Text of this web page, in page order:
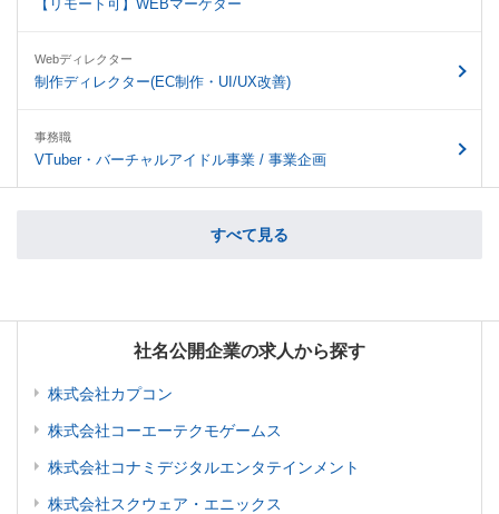
【リモート可】WEBマーケター
Webディレクター
制作ディレクター(EC制作・UI/UX改善)
事務職
VTuber・バーチャルアイドル事業 / 事業企画
すべて見る
社名公開企業の求人から探す
株式会社カプコン
株式会社コーエーテクモゲームス
株式会社コナミデジタルエンタテインメント
株式会社スクウェア・エニックス